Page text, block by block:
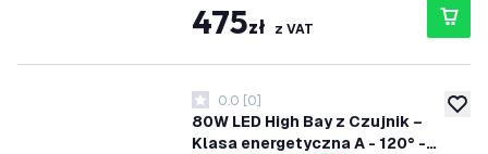
475zł z VAT
80W LED High Bay z Czujnik –
Klasa energetyczna A - 120° -
0 Gwiazdki oceny
0.0 [0]